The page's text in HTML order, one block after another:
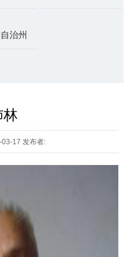
治州
林
17 发布者: